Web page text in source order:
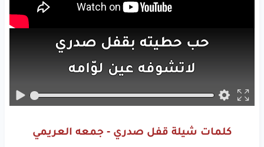
حب حطيته بقفل صدري
لاتشوفه عين لوّامه
ليتراعيالحببهيدري
كلمات شيلة قفل صدري - جمعه العريمي